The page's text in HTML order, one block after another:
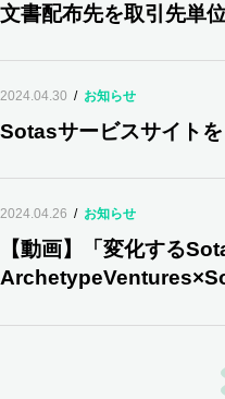
文書配布先を取引先単
2024.04.30 お知らせ
Sotasサービスサイト
2024.04.26 お知らせ
【動画】「変化する